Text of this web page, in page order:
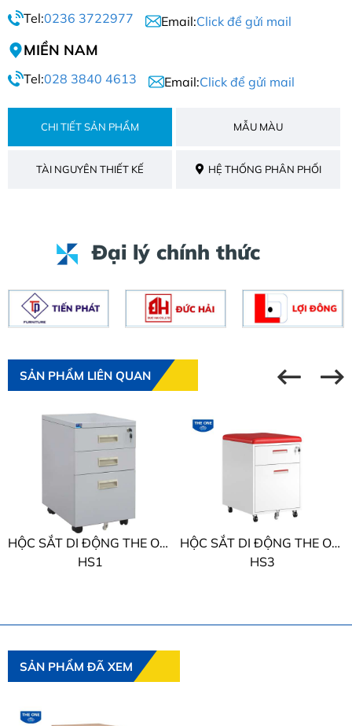
Tel:0236 3722977 Email:Click để gửi mail
MIỀN NAM
Tel:028 3840 4613 Email:Click để gửi mail
CHI TIẾT SẢN PHẨM MẪU MÀU
TÀI NGUYÊN THIẾT KẾ HỆ THỐNG PHÂN PHỐI
Đại lý chính thức
SẢN PHẨM LIÊN QUAN
HỘC SẮT DI ĐỘNG THE ONE
HS1
HỘC SẮT DI ĐỘNG THE ONE
HS3
SẢN PHẨM ĐÃ XEM